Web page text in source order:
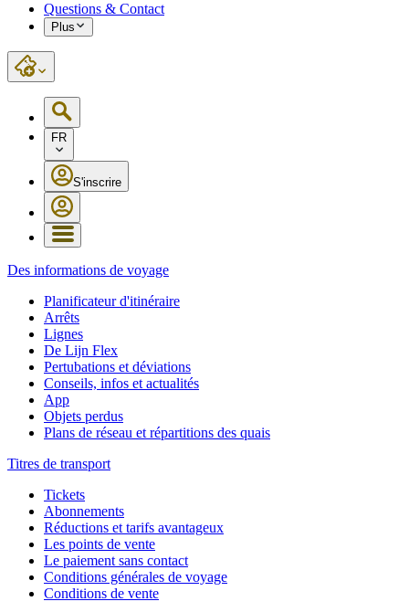
Questions & Contact
Plus
FR
S'inscrire
Des informations de voyage
Planificateur d'itinéraire
Arrêts
Lignes
De Lijn Flex
Pertubations et déviations
Conseils, infos et actualités
App
Objets perdus
Plans de réseau et répartitions des quais
Titres de transport
Tickets
Abonnements
Réductions et tarifs avantageux
Les points de vente
Le paiement sans contact
Conditions générales de voyage
Conditions de vente